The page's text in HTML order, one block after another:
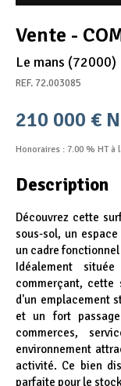
Vente -
Le mans (72000)
REF. 72.003085
210 000 €
Honoraires : 7.00 % HT à
Description
Découvrez cette
sous-sol, un
un cadre
Idéalement
commerçant, cette
d'un emplacement
et un fort
commerces,
environnement
activité. Ce bien
parfaite pour le